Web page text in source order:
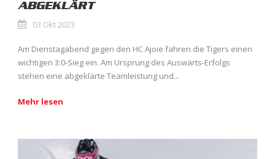
ABGEKLÄRT
03 Okt 2023
Am Dienstagabend gegen den HC Ajoie fahren die Tigers einen
wichtigen 3:0-Sieg ein. Am Ursprung des Auswärts-Erfolgs
stehen eine abgeklärte Teamleistung und...
Mehr lesen